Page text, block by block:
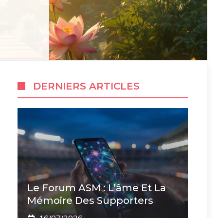
DERNIERS ARTICLES
Le Forum ASM : L’âme Et La
Mémoire Des Supporters